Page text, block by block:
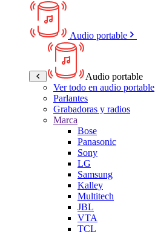
Audio portable
Audio portable
Ver todo en audio portable
Parlantes
Grabadoras y radios
Marca
Bose
Panasonic
Sony
LG
Samsung
Kalley
Multitech
JBL
VTA
TCL